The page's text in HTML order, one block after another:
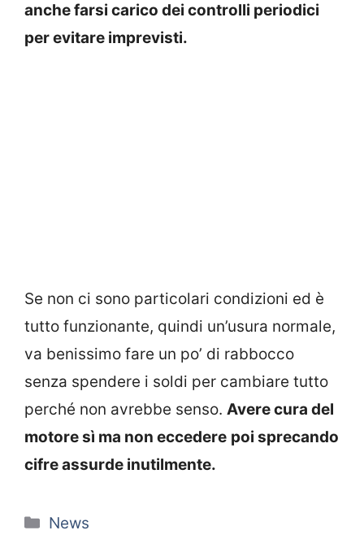
anche farsi carico dei controlli periodici
per evitare imprevisti.
Se non ci sono particolari condizioni ed è
tutto funzionante, quindi un’usura normale,
va benissimo fare un po’ di rabbocco
senza spendere i soldi per cambiare tutto
perché non avrebbe senso. Avere cura del
motore sì ma non eccedere poi sprecando
cifre assurde inutilmente.
Categorie
News